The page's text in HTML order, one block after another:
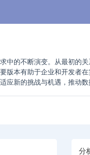
中的不断演变。从最初的
版本有助于企业和开发者
应新的挑战与机遇，推动数
分